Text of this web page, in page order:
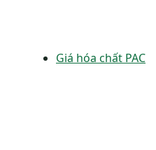
Giá hóa chất PAC